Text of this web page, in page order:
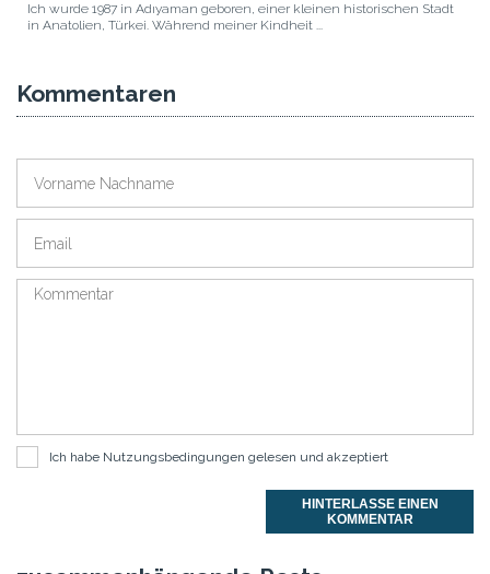
Ich wurde 1987 in Adıyaman geboren, einer kleinen historischen Stadt
in Anatolien, Türkei. Während meiner Kindheit ...
Kommentaren
Ich habe Nutzungsbedingungen gelesen und akzeptiert
HINTERLASSE EINEN
KOMMENTAR